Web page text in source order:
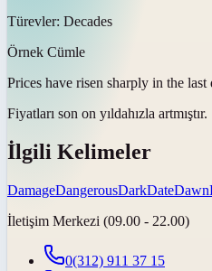
Türevler: Decades
Örnek Cümle
Prices have risen sharply in the last
Fiyatları son on yıldahızla artmıştır.
İlgili Kelimeler
DamageDangerousDarkDateDawn
İletişim Merkezi (09.00 - 22.00)
0(312) 911 37 15